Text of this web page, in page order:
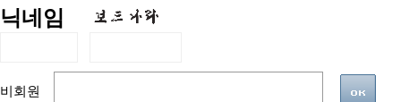
닉네임
비회원